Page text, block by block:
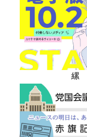
縲